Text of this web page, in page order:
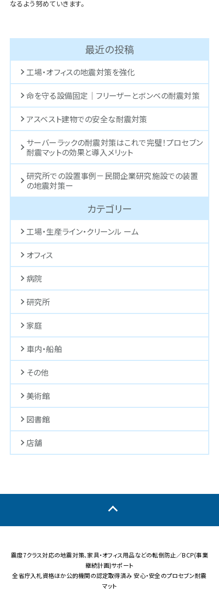
なるよう努めていきます。
最近の投稿
工場・オフィスの地震対策を強化
命を守る設備固定｜フリーザーとボンベの耐震対策
アスベスト建物での安全な耐震対策
サーバーラックの耐震対策はこれで完璧！プロセブン
耐震マットの効果と導入メリット
研究所での設置事例－民間企業研究施設での装置
の地震対策ー
カテゴリー
工場・生産ライン・クリーンル ーム
オフィス
病院
研究所
家庭
車内・船舶
その他
美術館
図書館
店舗
震度7クラス対応の地震対策、家具・オフィス用品などの転倒防止／BCP(事業
継続計画)サポート
全省庁入札資格ほか公的機関の認定取得済み 安心・安全のプロセブン耐震
マット